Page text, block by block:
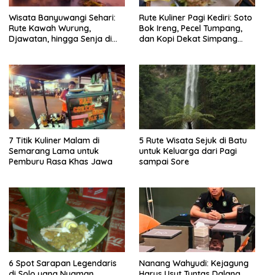
Wisata Banyuwangi Sehari:
Rute Kawah Wurung,
Djawatan, hingga Senja di
Rute Kuliner Pagi Kediri: Soto
Bok Ireng, Pecel Tumpang,
dan Kopi Dekat Simpang
7 Titik Kuliner Malam di
Semarang Lama untuk
Pemburu Rasa Khas Jawa
5 Rute Wisata Sejuk di Batu
untuk Keluarga dari Pagi
sampai Sore
6 Spot Sarapan Legendaris
Nanang Wahyudi: Kejagung